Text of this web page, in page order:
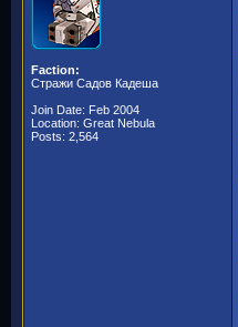
Faction:
Стражи Садов Кадеша
Join Date: Feb 2004
Location: Great Nebula
Posts: 2,564